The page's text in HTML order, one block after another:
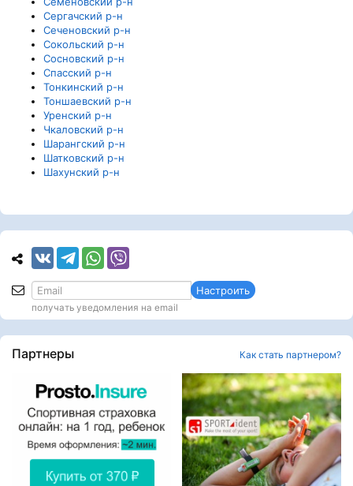
Сергачский р-н
Сеченовский р-н
Сокольский р-н
Сосновский р-н
Спасский р-н
Тонкинский р-н
Тоншаевский р-н
Уренский р-н
Чкаловский р-н
Шарангский р-н
Шатковский р-н
Шахунский р-н
Настроить
получать уведомления на email
Партнеры Как стать партнером?